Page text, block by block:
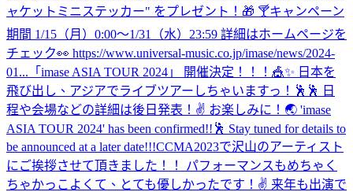
ャケットミニステッカー" をプレゼント！🎁 🍸キャンペーン
期間 1/15（月）0:00〜1/31（水）23:59 詳細はホームページを
チェック👀 https://www.universal-music.co.jp/imase/news/2024-
01... 「imase ASIA TOUR 2024」 開催決定！！！🎪✨ 日本を
飛び出し、アジアでライブツアーしちゃいますっ！🕺🕺 日
程や会場などの詳細は後日発表！✌️ お楽しみに！🌏 'imase
ASIA TOUR 2024' has been confirmed!!🕺 Stay tuned for details to
be announced at a later date!!!CCMA2023で沢山のアーティスト
にご挨拶させて頂きました！！ パフォーマンスもめちゃく
ちゃかっこよくて、とても優しかったです！✌️ 来年も出演で